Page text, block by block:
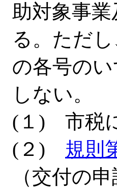
助対象事
る。ただ
の各号の
しない。
(１) 市税
(２) 規則
（交付の申